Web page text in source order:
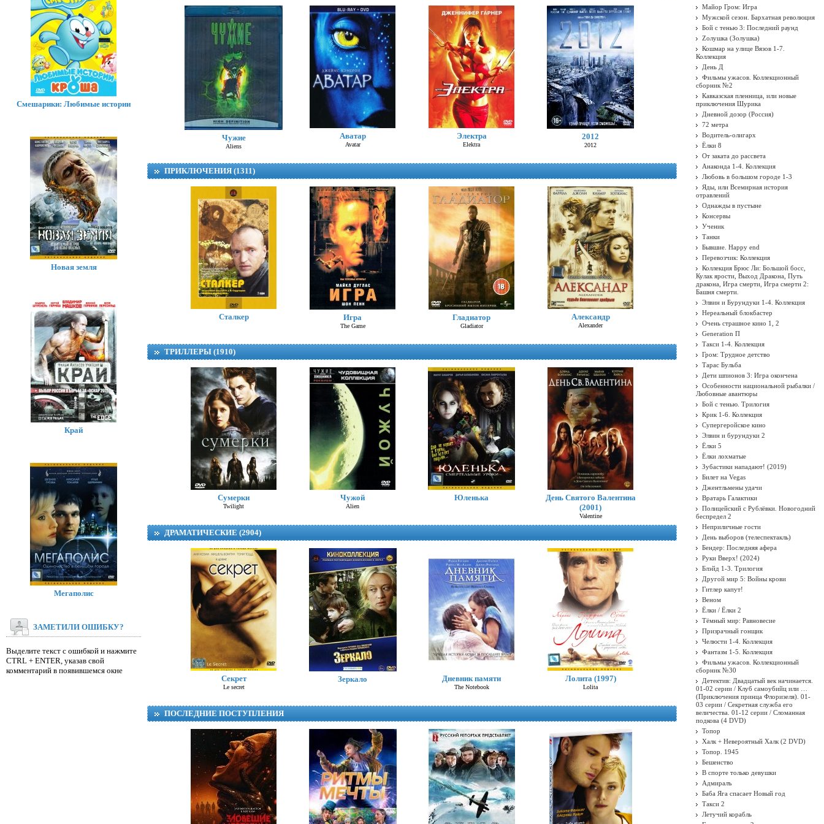
Чужие
Aliens
Аватар
Avatar
Электра
Elektra
2012
2012
ПРИКЛЮЧЕНИЯ (1311)
Сталкер Игра
The Game
Гладиатор
Gladiator
Александр
Alexander
Алиса в стране чудес (Д.Депп)
ТРИЛЛЕРЫ (1910)
Сумерки
Twilight
Чужой
Alien
Юленька
День Святого Валентина
(2001)
Valentine
ДРАМАТИЧЕСКИЕ (2904)
Секрет
Le secret
Зеркало Дневник памяти
The Notebook
Лолита (1997)
Lolita
ПОСЛЕДНИЕ ПОСТУПЛЕНИЯ
Смешарики: Любимые истории
Новая земля
Край
Мегаполис
ЗАМЕТИЛИ ОШИБКУ?
Выделите текст с ошибкой и нажмите
CTRL + ENTER, указав свой
комментарий в появившемся окне
Майор Гром: Игра
Мужской сезон. Бархатная революция
Бой с тенью 3: Последний раунд
Zолушка (Золушка)
Кошмар на улице Вязов 1-7.
Коллекция
День Д
Фильмы ужасов. Коллекционный
сборник №2
Кавказская пленница, или новые
приключения Шурика
Дневной дозор (Россия)
72 метра
Водитель-олигарх
Ёлки 8
От заката до рассвета
Анаконда 1-4. Коллекция
Любовь в большом городе 1-3
Яды, или Всемирная история
отравлений
Однажды в пустыне
Консервы
Ученик
Танки
Бывшие. Happy end
Перевозчик: Коллекция
Коллекция Брюс Ли: Большой босс,
Кулак ярости, Выход Дракона, Путь
дракона, Игра смерти, Игра смерти 2:
Башня смерти.
Элвин и Бурундуки 1-4. Коллекция
Нереальный блокбастер
Очень страшное кино 1, 2
Generation П
Такси 1-4. Коллекция
Гром: Трудное детство
Тарас Бульба
Дети шпионов 3: Игра окончена
Особенности национальной рыбалки /
Любовные авантюры
Бой с тенью. Трилогия
Крик 1-6. Коллекция
Супергеройское кино
Элвин и бурундуки 2
Ёлки 5
Ёлки лохматые
Зубастики нападают! (2019)
Билет на Vegas
Джентльмены удачи
Вратарь Галактики
Полицейский с Рублёвки. Новогодний
беспредел 2
Неприличные гости
День выборов (телеспектакль)
Бендер: Последняя афера
Руки Вверх! (2024)
Блэйд 1-3. Трилогия
Другой мир 5: Войны крови
Гитлер капут!
Веном
Ёлки / Ёлки 2
Тёмный мир: Равновесие
Призрачный гонщик
Челюсти 1-4. Коллекция
Фантазм 1-5. Коллекция
Фильмы ужасов. Коллекционный
сборник №30
Детектив: Двадцатый век начинается.
01-02 серии / Клуб самоубийц или …
(Приключения принца Флоризеля). 01-
03 серии / Секретная служба его
величества. 01-12 серии / Сломанная
подкова (4 DVD)
Топор
Халк + Невероятный Халк (2 DVD)
Топор. 1945
Бешенство
В спорте только девушки
Адмиралъ
Баба Яга спасает Новый год
Такси 2
Летучий корабль